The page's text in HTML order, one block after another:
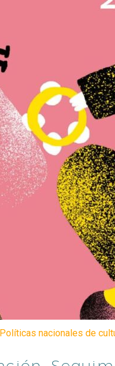
Políticas nacionales de